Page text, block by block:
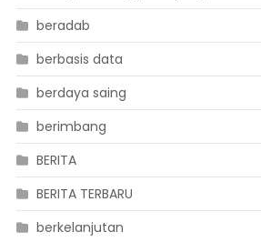
beradab
berbasis data
berdaya saing
berimbang
BERITA
BERITA TERBARU
berkelanjutan